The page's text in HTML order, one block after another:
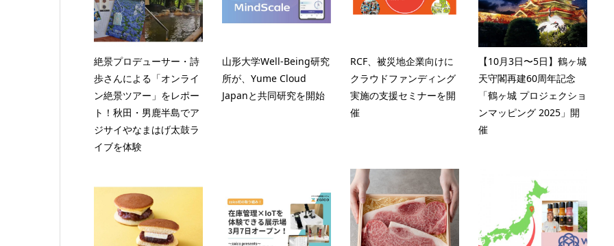
絶景プロデューサー・詩
歩さんによる「オンライ
ン絶景ツアー」をレポー
ト！秋田・男鹿半島でア
ジサイやなまはげ太鼓ラ
イブを体験
山形大学Well-Being研究
所が、Yume Cloud
Japanと共同研究を開始
RCF、被災地企業向けに
クラウドファンディング
実施の支援セミナーを開
催
【10月3日〜5日】鶴ヶ城
天守閣再建60周年記念
「鶴ヶ城 プロジェクショ
ンマッピング 2025」開
催